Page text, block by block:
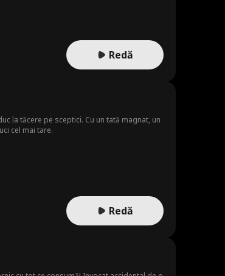
Redă
la tăcere pe sceptici. Cu un tată magnat, un
cel mai tare.
Redă